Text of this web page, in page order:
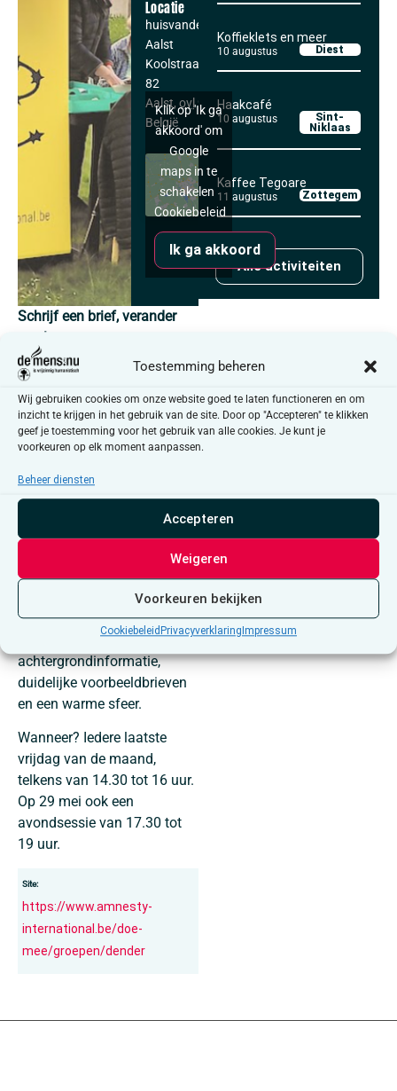
Toestemming beheren
Wij gebruiken cookies om onze website goed te laten functioneren en om
inzicht te krijgen in het gebruik van de site. Door op "Accepteren" te klikken
geef je toestemming voor het gebruik van alle cookies. Je kunt je
voorkeuren op elk moment aanpassen.
Beheer diensten
Accepteren
Weigeren
Voorkeuren bekijken
Cookiebeleid Privacyverklaring Impressum
Locatie
huisvandeMens
Aalst
Koolstraat 80-
82
Aalst, ovl9300
België
Klik op 'Ik ga
akkoord' om
Google
maps in te
schakelen
Cookiebeleid
Ik ga akkoord
Schrijf een brief, verander
een leven
Telkens wanneer ergens ter
wereld mensenrechten
worden geschonden, komt
Amnesty International in
actie. Ontelbare mensen
wereldwijd reageren elke dag
met een schrijfactie. Wij
Amnesty Dender, komen we
maandelijks samen in het
huisvandeMens Aalst. Wij
zorgen voor alle materialen,
achtergrondinformatie,
duidelijke voorbeeldbrieven
en een warme sfeer.
Wanneer? Iedere laatste
vrijdag van de maand,
telkens van 14.30 tot 16 uur.
Op 29 mei ook een
avondsessie van 17.30 tot
19 uur.
Site:
https://www.amnesty-
international.be/doe-
mee/groepen/dender
Koffieklets en meer
10 augustus Diest
Haakcafé
10 augustus
Sint-
Niklaas
Kaffee Tegoare
11 augustus Zottegem
Alle activiteiten